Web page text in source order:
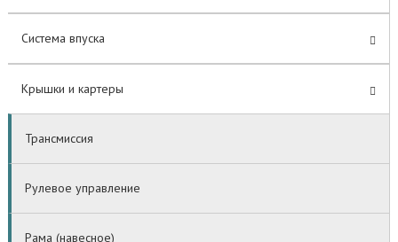
Система впуска
Крышки и картеры
Трансмиссия
Рулевое управление
Рама (навесное)